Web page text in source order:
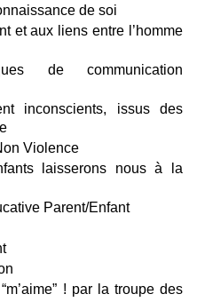
de soi
et aux liens entre l’homme
de communication
inconscients, issus des
Violence
laisserons nous à la
Parent/Enfant
! par la troupe des